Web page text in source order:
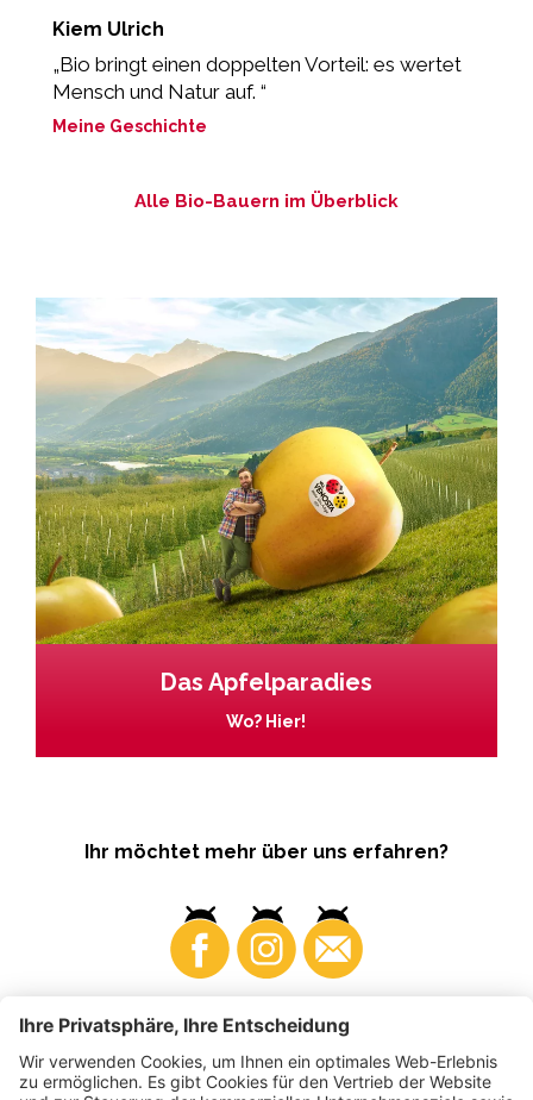
Kiem Ulrich
„Bio bringt einen doppelten Vorteil: es wertet
Mensch und Natur auf. “
Meine Geschichte
Alle Bio-Bauern im Überblick
Das Apfelparadies
Wo? Hier!
Ihr möchtet mehr über uns erfahren?
Business Produzenten